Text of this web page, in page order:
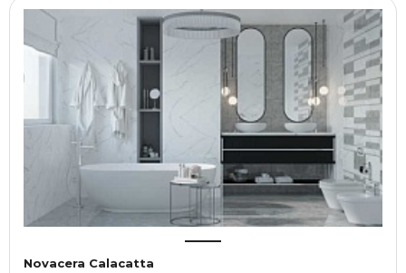
Novacera Calacatta